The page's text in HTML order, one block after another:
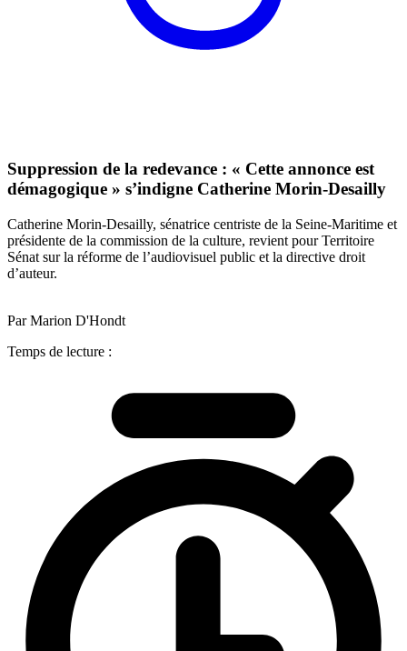
Suppression de la redevance : « Cette annonce est
démagogique » s’indigne Catherine Morin-Desailly
Catherine Morin-Desailly, sénatrice centriste de la Seine-Maritime et
présidente de la commission de la culture, revient pour Territoire
Sénat sur la réforme de l’audiovisuel public et la directive droit
d’auteur.
Par Marion D'Hondt
Temps de lecture :